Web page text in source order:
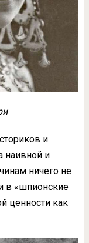
и
наивной и
ничего не
в «шпионские
ценности как